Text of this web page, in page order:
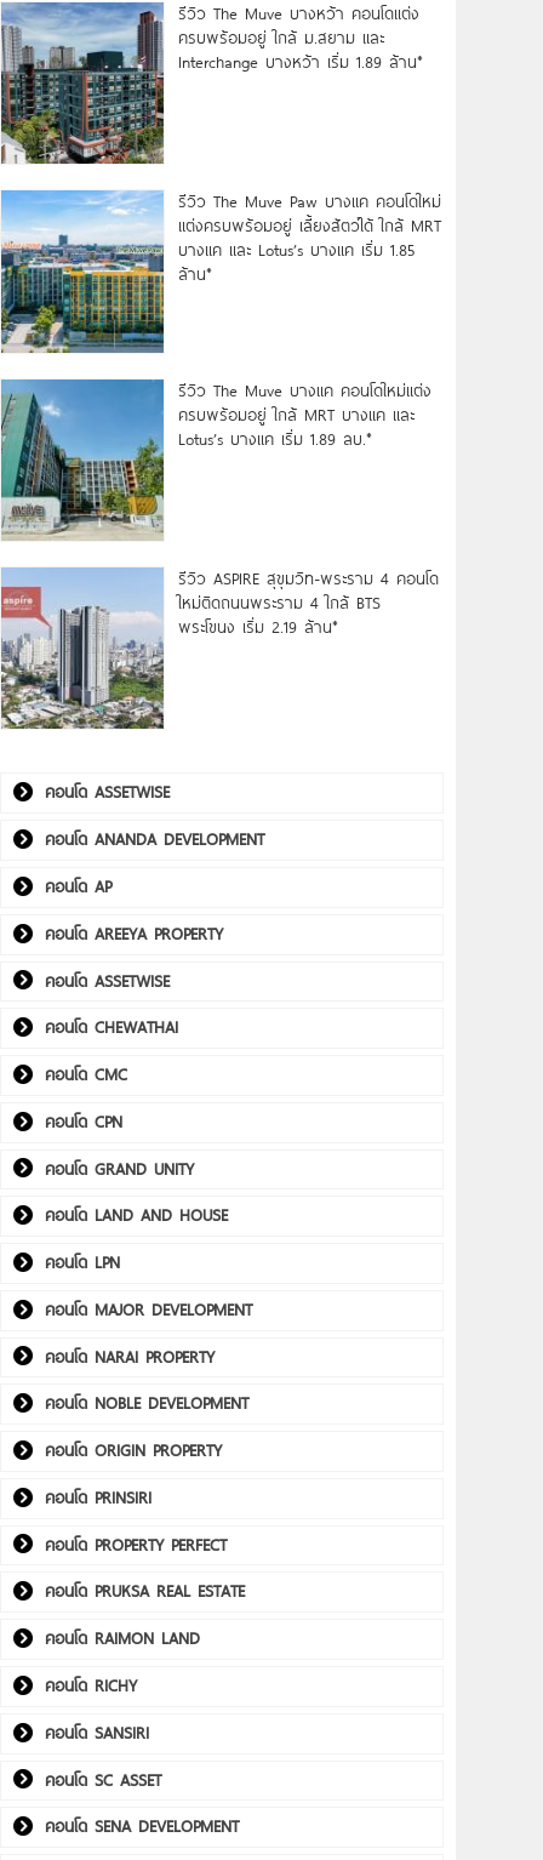
รีวิว The Muve บางหว้า คอนโดแต่ง
ครบพร้อมอยู่ ใกล้ ม.สยาม และ
Interchange บางหว้า เริ่ม 1.89 ล้าน*
รีวิว The Muve Paw บางแค คอนโดใหม่
แต่งครบพร้อมอยู่ เลี้ยงสัตว์ได้ ใกล้ MRT
บางแค และ Lotus’s บางแค เริ่ม 1.85
ล้าน*
รีวิว The Muve บางแค คอนโดใหม่แต่ง
ครบพร้อมอยู่ ใกล้ MRT บางแค และ
Lotus’s บางแค เริ่ม 1.89 ลบ.*
รีวิว ASPIRE สุขุมวิท-พระราม 4 คอนโด
ใหม่ติดถนนพระราม 4 ใกล้ BTS
พระโขนง เริ่ม 2.19 ล้าน*
คอนโด ASSETWISE
คอนโด ANANDA DEVELOPMENT
คอนโด AP
คอนโด AREEYA PROPERTY
คอนโด ASSETWISE
คอนโด CHEWATHAI
คอนโด CMC
คอนโด CPN
คอนโด GRAND UNITY
คอนโด LAND AND HOUSE
คอนโด LPN
คอนโด MAJOR DEVELOPMENT
คอนโด NARAI PROPERTY
คอนโด NOBLE DEVELOPMENT
คอนโด ORIGIN PROPERTY
คอนโด PRINSIRI
คอนโด PROPERTY PERFECT
คอนโด PRUKSA REAL ESTATE
คอนโด RAIMON LAND
คอนโด RICHY
คอนโด SANSIRI
คอนโด SC ASSET
คอนโด SENA DEVELOPMENT